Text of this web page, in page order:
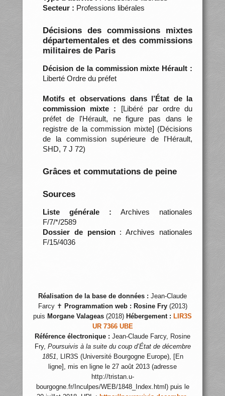
Secteur : Professions libérales
Décisions des commissions mixtes
départementales et des commissions
militaires de Paris
Décision de la commission mixte Hérault :
Liberté Ordre du préfet
Motifs et observations dans l’État de la
commission mixte : [Libéré par ordre du
préfet de l'Hérault, ne figure pas dans le
registre de la commission mixte] (Décisions
de la commission supérieure de l'Hérault,
SHD, 7 J 72)
Grâces et commutations de peine
Sources
Liste générale : Archives nationales
F/7/*/2589
Dossier de pension: Archives nationales
F/15/4036
Réalisation de la base de données : Jean-Claude
Farcy ✝ Programmation web : Rosine Fry(2013)
puis Morgane Valageas (2018) Hébergement : LIR3S
UR 7366 UBE
Référence électronique : Jean-Claude Farcy, Rosine
Fry, Poursuivis à la suite du coup d’État de décembre
1851, LIR3S (Université Bourgogne Europe), [En
ligne], mis en ligne le 27 août 2013 (adresse
http://tristan.u-
bourgogne.fr/Inculpes/WEB/1848_Index.html) puis le